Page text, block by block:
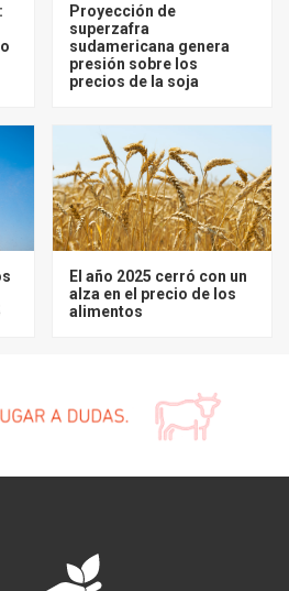
Proyección de
superzafra
sudamericana genera
presión sobre los
precios de la soja
El año 2025 cerró con un
alza en el precio de los
alimentos